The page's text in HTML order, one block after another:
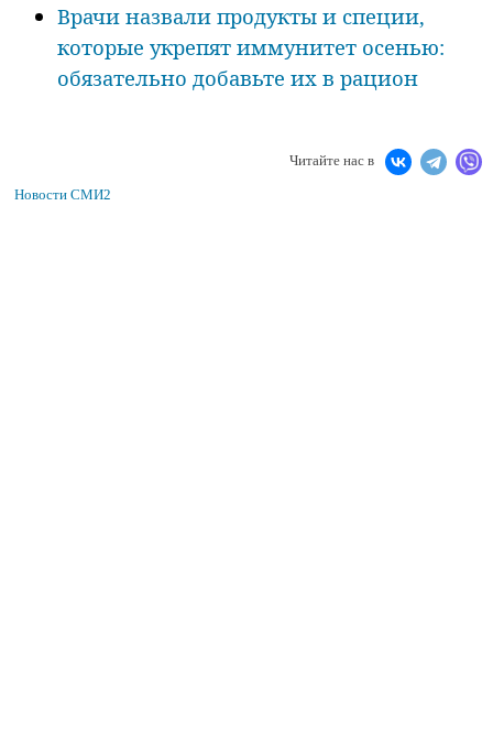
Врачи назвали продукты и специи,
которые укрепят иммунитет осенью:
обязательно добавьте их в рацион
Читайте нас в
Новости СМИ2